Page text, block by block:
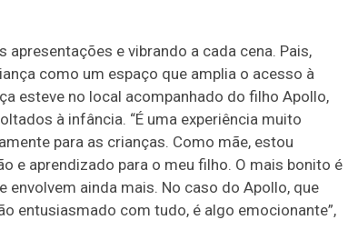
e vibrando a cada cena. Pais,
como um espaço que amplia o acesso à
esteve no local acompanhado do filho Apollo,
à infância. “É uma experiência muito
para as crianças. Como mãe, estou
e aprendizado para o meu filho. O mais bonito é
ainda mais. No caso do Apollo, que
entusiasmado com tudo, é algo emocionante”,